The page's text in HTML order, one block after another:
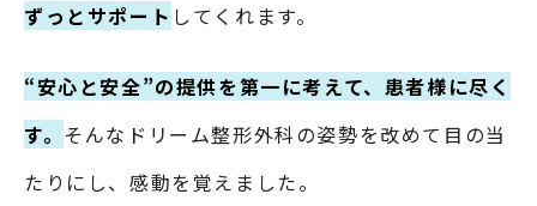
ずっとサポート してくれます。
“安心と安全”の提供を第一に考えて、患者様に尽く
す。 そんなドリーム整形外科の姿勢を改めて目の当
たりにし、感動を覚えました。